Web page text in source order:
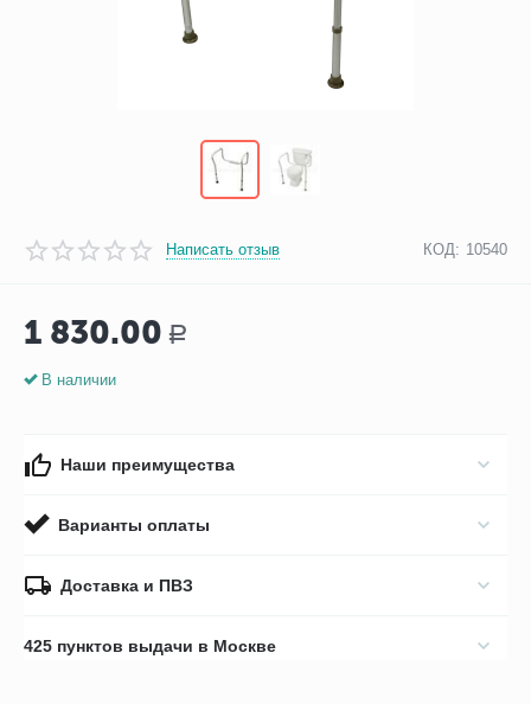
Написать отзыв КОД: 10540
1 830.00 Р
В наличии
Наши преимущества
Варианты оплаты
Доставка и ПВЗ
425 пунктов выдачи в Москве